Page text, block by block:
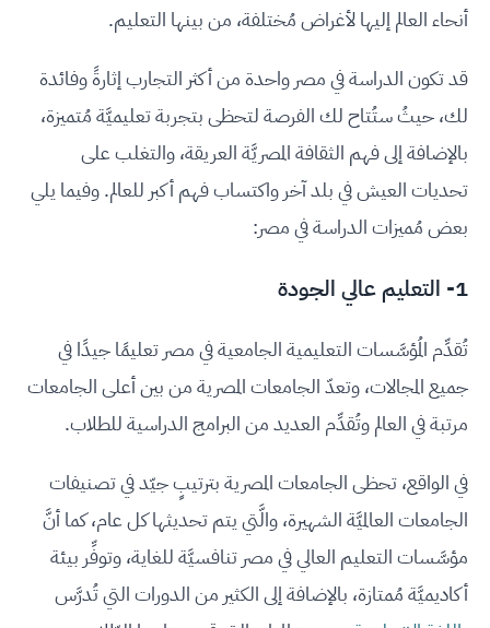
أنحاء العالم إليها لأغراض مُختلفة، من بينها التعليم.
قد تكون الدراسة في مصر واحدة من أكثر التجارب إثارةً وفائدة
لك، حيثُ ستُتاح لك الفرصة لتحظى بتجربة تعليميَّة مُتميزة،
بالإضافة إلى فهم الثقافة المصريَّة العريقة، والتغلب على
تحديات العيش في بلد آخر واكتساب فهم أكبر للعالم. وفيما يلي
بعض مُميزات الدراسة في مصر:
1- التعليم عالي الجودة
تُقدِّم المُؤسَّسات التعليمية الجامعية في مصر تعليمًا جيدًا في
جميع المجالات، وتعدّ الجامعات المصرية من بين أعلى الجامعات
مرتبة في العالم وتُقدِّم العديد من البرامج الدراسية للطلاب.
في الواقع، تحظى الجامعات المصرية بترتيبٍ جيّد في تصنيفات
الجامعات العالميَّة الشهيرة، والَّتي يتم تحديثها كل عام، كما أنَّ
مؤسَّسات التعليم العالي في مصر تنافسيَّة للغاية، وتوفِّر بيئة
أكاديميَّة مُمتازة، بالإضافة إلى الكثير من الدورات التي تُدرَّس